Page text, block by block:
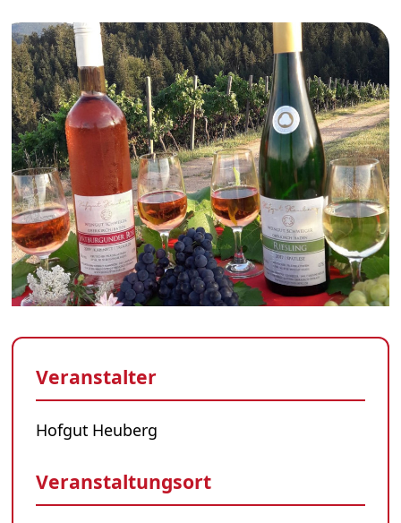
Veranstalter
Hofgut Heuberg
Veranstaltungsort